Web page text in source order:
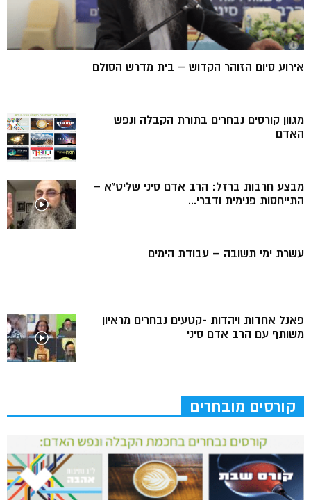
אירוע סיום הזוהר הקדוש – בית מדרש הסולם
מגוון קורסים נבחרים בתורת הקבלה ונפש
האדם
מבצע חרבות ברזל: הרב אדם סיני שליט”א –
התייחסות פנימית ודברי...
עשרת ימי תשובה – עבודת הימים
פאנל אחדות ויהדות -קטעים נבחרים מראיון
משותף עם הרב אדם סיני
קורסים מובחרים